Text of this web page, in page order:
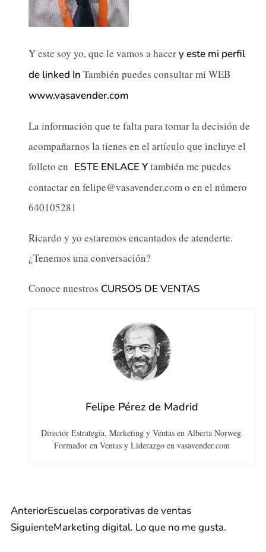
Y este soy yo, que le vamos a hacery este mi perfil
de linked In También puedes consultar mi WEB
www.vasavender.com
La información que te falta para tomar la decisión de
acompañarnos la tienes en el artículo que incluye el
folleto en ESTE ENLACE Ytambién me puedes
contactar en felipe@vasavender.com o en el número
640105281
Ricardo y yo estaremos encantados de atenderte.
¿Tenemos una conversación?
Conoce nuestros CURSOS DE VENTAS
Felipe Pérez de Madrid
Director Estrategia, Marketing y Ventas en Alberta Norweg.
Formador en Ventas y Liderazgo en vasavender.com
AnteriorEscuelas corporativas de ventas
SiguienteMarketing digital. Lo que no me gusta.